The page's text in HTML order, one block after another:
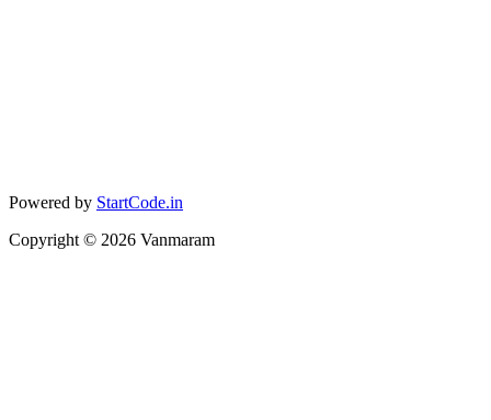
Powered by StartCode.in
Copyright © 2026 Vanmaram